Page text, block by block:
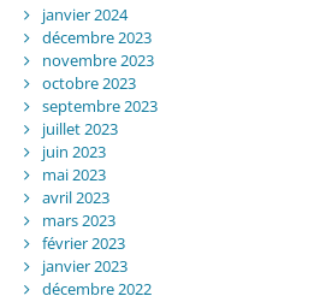
janvier 2024
décembre 2023
novembre 2023
octobre 2023
septembre 2023
juillet 2023
juin 2023
mai 2023
avril 2023
mars 2023
février 2023
janvier 2023
décembre 2022